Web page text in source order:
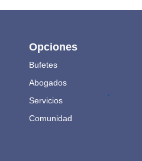
Opciones
Bufetes
Abogados
Servicios
Comunidad
.